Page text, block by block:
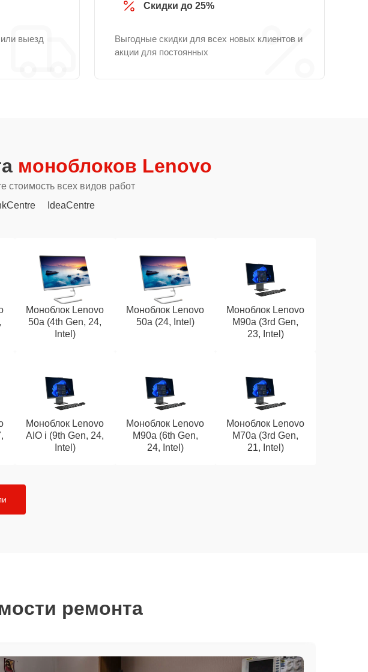
выезд
Скидки до 25%
Выгодные скидки для всех новых клиентов и
акции для постоянных
моноблоков Lenovo
стоимость всех видов работ
IdeaCentre
Моноблок Lenovo
50a (4th Gen, 24,
Intel)
Моноблок Lenovo
50a (24, Intel)
Моноблок Lenovo
M90a (3rd Gen,
23, Intel)
Моноблок Lenovo
AIO i (9th Gen, 24,
Intel)
Моноблок Lenovo
M90a (6th Gen,
24, Intel)
Моноблок Lenovo
M70a (3rd Gen,
21, Intel)
ремонта